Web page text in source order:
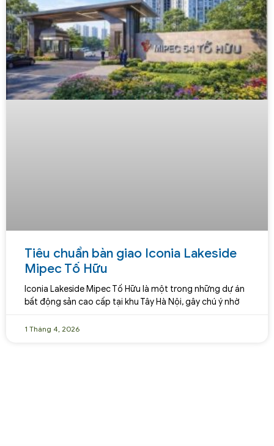
Tiêu chuẩn bàn giao Iconia Lakeside
Mipec Tố Hữu
Iconia Lakeside Mipec Tố Hữu là một trong những dự án
bất động sản cao cấp tại khu Tây Hà Nội, gây chú ý nhờ
1 Tháng 4, 2026